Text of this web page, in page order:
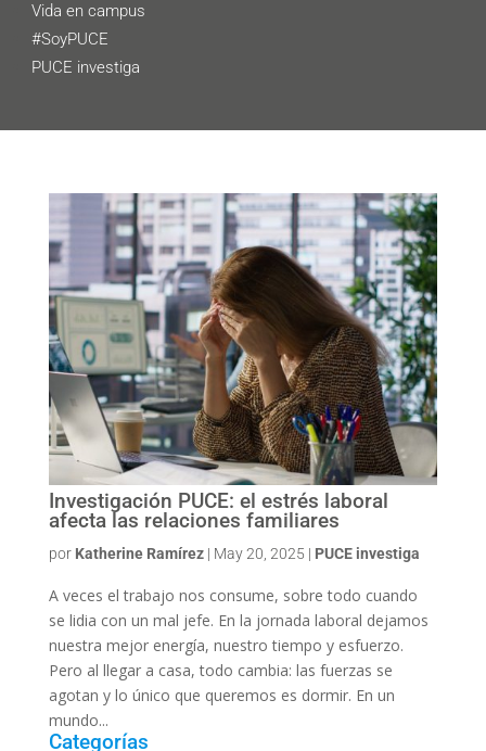
Vida en campus
#SoyPUCE
PUCE investiga
Investigación PUCE: el estrés laboral
afecta las relaciones familiares
por Katherine Ramírez| May 20, 2025 | PUCE investiga
A veces el trabajo nos consume, sobre todo cuando
se lidia con un mal jefe. En la jornada laboral dejamos
nuestra mejor energía, nuestro tiempo y esfuerzo.
Pero al llegar a casa, todo cambia: las fuerzas se
agotan y lo único que queremos es dormir. En un
mundo...
Categorías